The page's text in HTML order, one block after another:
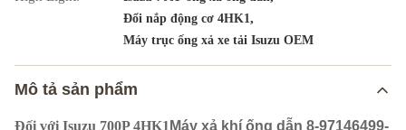
Đổi nắp động cơ 4HK1,
Máy trục ống xả xe tải Isuzu OEM
Mô tả sản phẩm
Đối với Isuzu 700P 4HK1 Máy xả khí ống dẫn 8-97146499-